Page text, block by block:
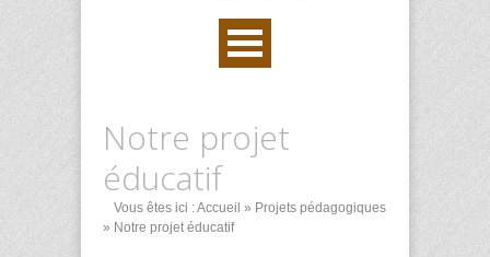
Notre projet
éducatif
Vous êtes ici :Accueil » Projets pédagogiques
» Notre projet éducatif